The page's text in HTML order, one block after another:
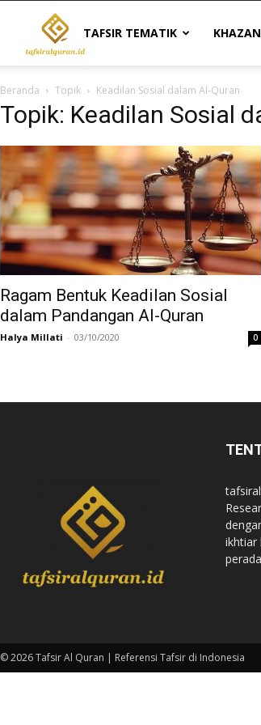
Tafsir
Al
Quran
|
Referensi
Indonesia
TAFSIR TEMATIK
Beranda Topik Keadilan Sosial dalam Al-Quran
Topik: Keadilan Sosial
Ragam Bentuk Keadilan Sosial
dalam Pandangan Al-Quran
Halya Millati - 03/10/2020 0
ikhtiar
© 2026 Tafsir Al Quran | Referensi Tafsir di Indonesia